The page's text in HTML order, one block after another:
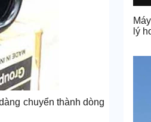
chuyển thành dòng
lý